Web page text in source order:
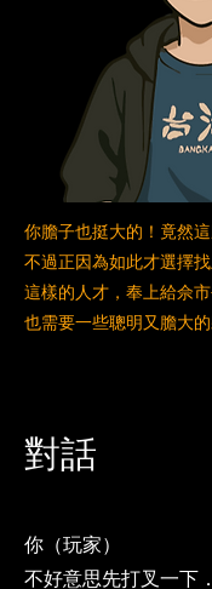
你膽子也挺大的！竟然這
不過正因為如此才選擇
這樣的人才，奉上給佘
也需要一些聰明又膽大的
對話
你（玩家）
不好意思先打叉一下